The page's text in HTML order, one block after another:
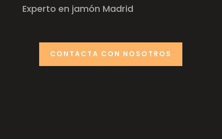
Experto en jamón Madrid
CONTACTA CON NOSOTROS